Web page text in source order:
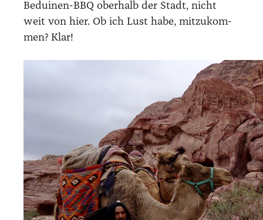
Bedui­nen-BBQ ober­halb der Stadt, nicht
weit von hier. Ob ich Lust habe, mit­zu­kom­
men? Klar!